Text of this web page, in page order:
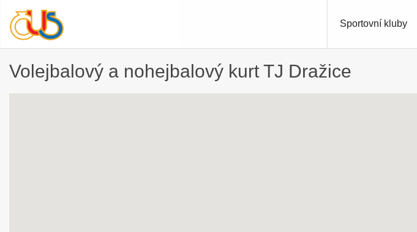
Sportovní kluby
Volejbalový a nohejbalový kurt TJ Dražice